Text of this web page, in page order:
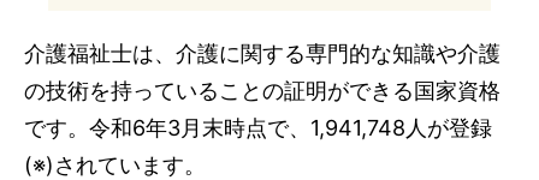
訪問介護
病院
介護福祉士の平均給与は？
介護福祉士は、介護に関する専門的な知識や介護
の技術を持っていることの証明ができる国家資格
です。令和6年3月末時点で、1,941,748人が登録
(※)されています。